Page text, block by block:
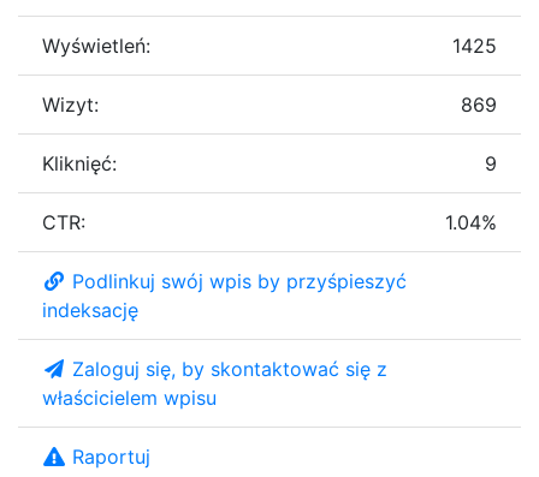
Wyświetleń: 1425
Wizyt: 869
Kliknięć: 9
CTR: 1.04%
Podlinkuj swój wpis by przyśpieszyć
indeksację
Zaloguj się, by skontaktować się z
właścicielem wpisu
Raportuj